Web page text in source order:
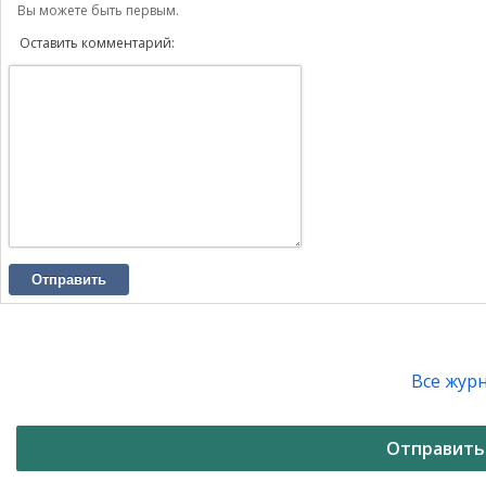
Вы можете быть первым.
Оставить комментарий:
Отправить
Все